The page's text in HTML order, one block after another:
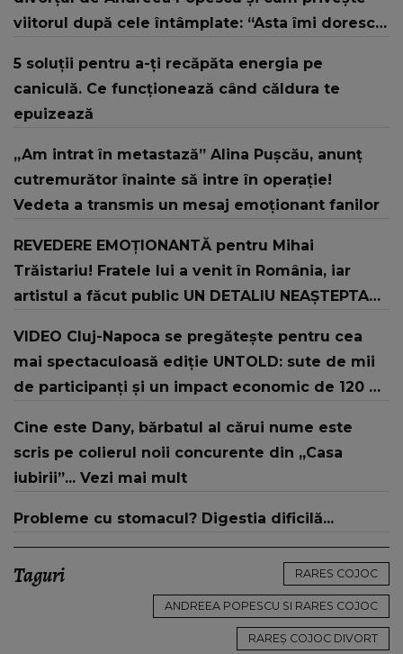
viitorul după cele întâmplate: “Asta îmi doresc
5 soluții pentru a-ți recăpăta energia pe
caniculă. Ce funcționează când căldura te
epuizează
„Am intrat în metastază” Alina Pușcău, anunț
cutremurător înainte să intre în operație!
Vedeta a transmis un mesaj emoționant fanilor
REVEDERE EMOȚIONANTĂ pentru Mihai
Trăistariu! Fratele lui a venit în România, iar
artistul a făcut public UN DETALIU NEAȘTEPTAT:
VIDEO Cluj-Napoca se pregătește pentru cea
mai spectaculoasă ediție UNTOLD: sute de mii
de participanți și un impact economic de 120 de
Cine este Dany, bărbatul al cărui nume este
scris pe colierul noii concurente din „Casa
iubirii”... Vezi mai mult
Probleme cu stomacul? Digestia dificilă...
Taguri RARES COJOC
ANDREEA POPESCU SI RARES COJOC
RAREȘ COJOC DIVORT